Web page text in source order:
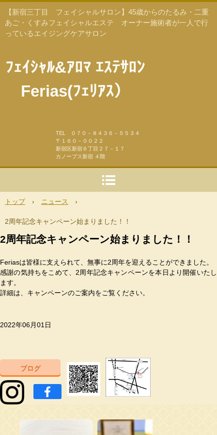
ﾌｪｲｼｬﾙ&ｱﾛﾏ ｴｽﾃｻﾛﾝ
Ferias(ﾌｪﾘｱｽ）
【新宿三丁目 フェイシャルサロン】45歳からのたるみ・二重
あご・くすみフェイシャルエステ オーナー施術者が一人で行
っているエイジングケアサロン
TEL ０７０－８４３６－５５３４
〒１６０－００２２
新宿区新宿６丁目２７－１７
カノープス新宿 ４階
トップ › ニュース ›
2周年記念キャンペーン始まりました！！
2周年記念キャンペーン始まりました！！
Feriasは皆様に支えられて、無事に2周年を迎えることができました。
感謝の気持ちをこめて、2周年記念キャンペーンを本日より開催いたし
ます。
詳細は、キャンペーンのご案内をご覧ください。
2022年06月01日
ブログ